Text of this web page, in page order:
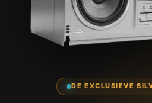
DE EXCLUSIEVE